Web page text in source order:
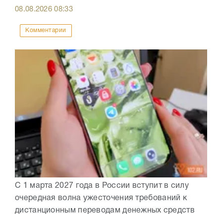
08.08.202608:33
Комментарии
С 1 марта 2027 года в России вступит в силу
очередная волна ужесточения требований к
дистанционным переводам денежных средств